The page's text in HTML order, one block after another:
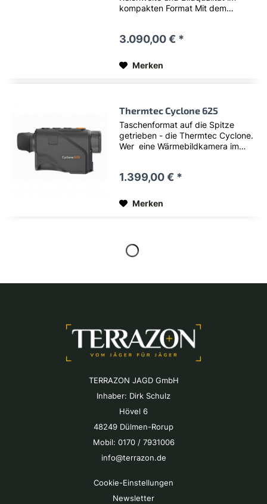
kompakten Format Mit dem
für anspruchsvolle Jäger und
vereint...
3.090,00 € *
Merken
Thermtec Cyclone 625
Taschenformat auf die Spitze
getrieben - die Thermtec Cyclone.
Wer eine Wärmebildkamera im
möglichst leicht halten möchte
Cyclone...
1.399,00 € *
Merken
TERRAZON JAGD GmbH
Inhaber: Dirk Schulz
Hövel 6
48249 Dülmen-Rorup
Mobil: 0170 / 7931006
info@terrazon.de
Cookie-Einstellungen
Newsletter